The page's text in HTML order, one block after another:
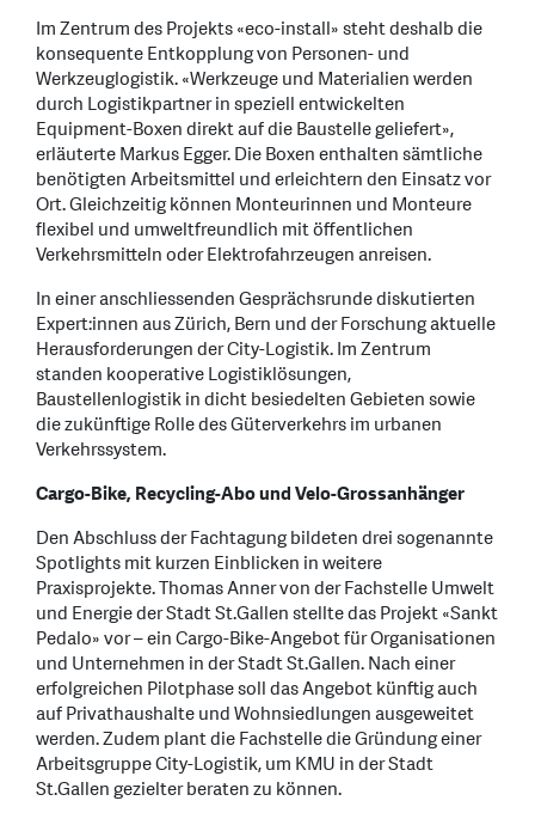
Im Zentrum des Projekts «eco-install» steht deshalb die
konsequente Entkopplung von Personen- und
Werkzeuglogistik. «Werkzeuge und Materialien werden
durch Logistikpartner in speziell entwickelten
Equipment-Boxen direkt auf die Baustelle geliefert»,
erläuterte Markus Egger. Die Boxen enthalten sämtliche
benötigten Arbeitsmittel und erleichtern den Einsatz vor
Ort. Gleichzeitig können Monteurinnen und Monteure
flexibel und umweltfreundlich mit öffentlichen
Verkehrsmitteln oder Elektrofahrzeugen anreisen.
In einer anschliessenden Gesprächsrunde diskutierten
Expert:innen aus Zürich, Bern und der Forschung aktuelle
Herausforderungen der City-Logistik. Im Zentrum
standen kooperative Logistiklösungen,
Baustellenlogistik in dicht besiedelten Gebieten sowie
die zukünftige Rolle des Güterverkehrs im urbanen
Verkehrssystem.
Cargo-Bike, Recycling-Abo und Velo-Grossanhänger
Den Abschluss der Fachtagung bildeten drei sogenannte
Spotlights mit kurzen Einblicken in weitere
Praxisprojekte. Thomas Anner von der Fachstelle Umwelt
und Energie der Stadt St.Gallen stellte das Projekt «Sankt
Pedalo» vor – ein Cargo-Bike-Angebot für Organisationen
und Unternehmen in der Stadt St.Gallen. Nach einer
erfolgreichen Pilotphase soll das Angebot künftig auch
auf Privathaushalte und Wohnsiedlungen ausgeweitet
werden. Zudem plant die Fachstelle die Gründung einer
Arbeitsgruppe City-Logistik, um KMU in der Stadt
St.Gallen gezielter beraten zu können.